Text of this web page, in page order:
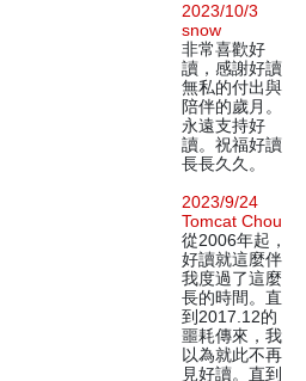
2023/10/3
snow
非常喜歡好
讀，感謝好讀
無私的付出與
陪伴的歲月。
永遠支持好
讀。祝福好讀
長長久久。
2023/9/24
Tomcat Chou
從2006年起，
好讀就這麼伴
我度過了這麼
長的時間。直
到2017.12的
噩耗傳來，我
以為就此不再
見好讀。直到